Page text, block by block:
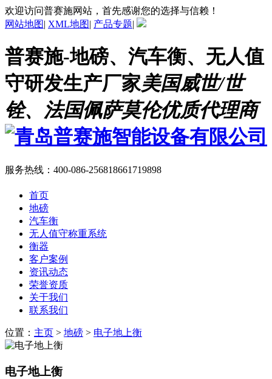
欢迎访问普赛施网站，首先感谢您的选择与信赖！
网站地图| XML地图| 产品专题|
普赛施-地磅、汽车衡、无人值
守研发生产厂家美国威世/世
铨、法国佩萨莫伦优质代理商
服务热线： 400-086-256818661719898
首页
地磅
汽车衡
无人值守称重系统
衡器
客户案例
资讯动态
荣誉资质
关于我们
联系我们
位置： 主页 > 地磅 > 电子地上衡
电子地上衡